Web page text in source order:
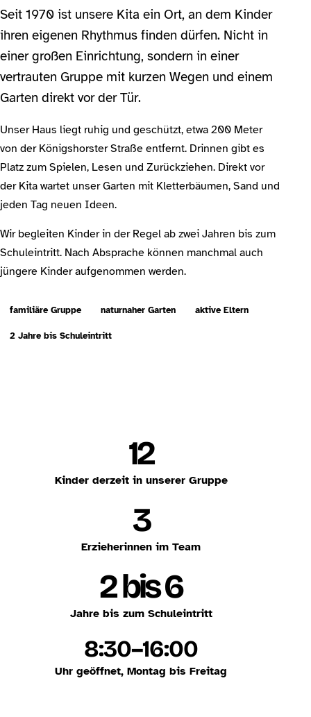
Seit 1970 ist unsere Kita ein Ort, an dem Kinder
ihren eigenen Rhythmus finden dürfen. Nicht in
einer großen Einrichtung, sondern in einer
vertrauten Gruppe mit kurzen Wegen und einem
Garten direkt vor der Tür.
Unser Haus liegt ruhig und geschützt, etwa 200 Meter
von der Königshorster Straße entfernt. Drinnen gibt es
Platz zum Spielen, Lesen und Zurückziehen. Direkt vor
der Kita wartet unser Garten mit Kletterbäumen, Sand und
jeden Tag neuen Ideen.
Wir begleiten Kinder in der Regel ab zwei Jahren bis zum
Schuleintritt. Nach Absprache können manchmal auch
jüngere Kinder aufgenommen werden.
familiäre Gruppe naturnaher Garten aktive Eltern
2 Jahre bis Schuleintritt
12
Kinder derzeit in unserer Gruppe
3
Erzieherinnen im Team
2 bis 6
Jahre bis zum Schuleintritt
8:30–16:00
Uhr geöffnet, Montag bis Freitag